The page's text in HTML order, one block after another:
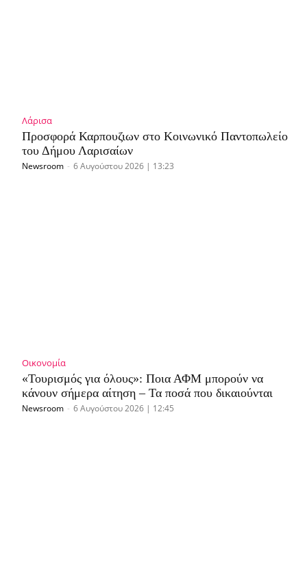
Λάρισα
Προσφορά Καρπουζιων στο Κοινωνικό Παντοπωλείο
του Δήμου Λαρισαίων
Newsroom - 6 Αυγούστου 2026 | 13:23
Οικονομία
«Τουρισμός για όλους»: Ποια ΑΦΜ μπορούν να
κάνουν σήμερα αίτηση – Τα ποσά που δικαιούνται
Newsroom - 6 Αυγούστου 2026 | 12:45